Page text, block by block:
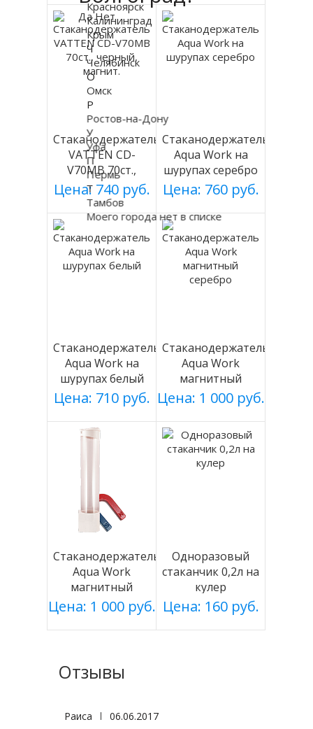
Стаканодержатель
VATTEN CD-
V70MB 70ст.,
черный, магнит.
Цена: 740 руб.
Стаканодержатель
Aqua Work на
шурупах серебро
Цена: 760 руб.
Стаканодержатель
Aqua Work на
шурупах белый
Цена: 710 руб.
Стаканодержатель
Aqua Work
магнитный
серебро
Цена: 1 000 руб.
Стаканодержатель
Aqua Work
магнитный
белый
Цена: 1 000 руб.
Одноразовый
стаканчик 0,2л на
кулер
Цена: 160 руб.
Отзывы
Раиса | 06.06.2017
Да Нет
Красноярск
Калининград
Крым
Ч
Челябинск
О
Омск
Р
Ростов-на-Дону
У
Уфа
П
Пермь
Т
Тамбов
Моего города нет в списке